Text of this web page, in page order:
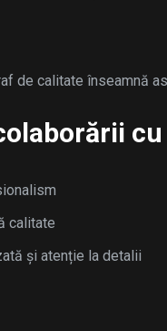
de calitate înseamnă
calitate
și atenție la detalii